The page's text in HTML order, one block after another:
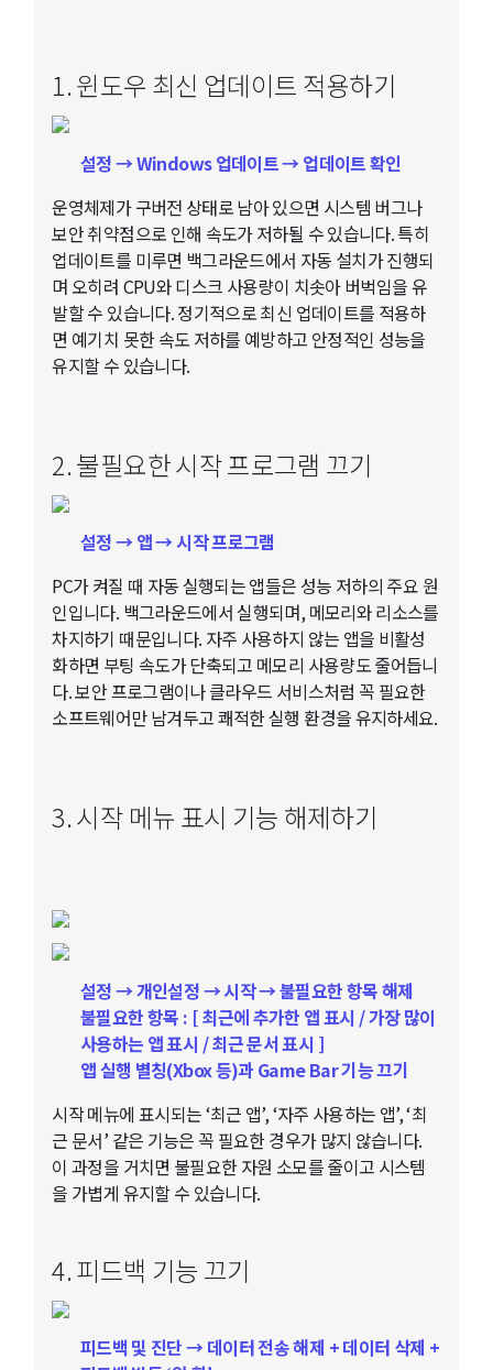
1. 윈도우 최신 업데이트 적용하기
설정 → Windows 업데이트 → 업데이트 확인
운영체제가 구버전 상태로 남아 있으면 시스템 버그나
보안 취약점으로 인해 속도가 저하될 수 있습니다. 특히
업데이트를 미루면 백그라운드에서 자동 설치가 진행되
며 오히려 CPU와 디스크 사용량이 치솟아 버벅임을 유
발할 수 있습니다. 정기적으로 최신 업데이트를 적용하
면 예기치 못한 속도 저하를 예방하고 안정적인 성능을
유지할 수 있습니다.
2. 불필요한 시작 프로그램 끄기
설정 → 앱 → 시작 프로그램
PC가 켜질 때 자동 실행되는 앱들은 성능 저하의 주요 원
인입니다. 백그라운드에서 실행되며, 메모리와 리소스를
차지하기 때문입니다. 자주 사용하지 않는 앱을 비활성
화하면 부팅 속도가 단축되고 메모리 사용량도 줄어듭니
다. 보안 프로그램이나 클라우드 서비스처럼 꼭 필요한
소프트웨어만 남겨두고 쾌적한 실행 환경을 유지하세요.
3. 시작 메뉴 표시 기능 해제하기
설정 → 개인설정 → 시작 → 불필요한 항목 해제
불필요한 항목 : [ 최근에 추가한 앱 표시 / 가장 많이
사용하는 앱 표시 / 최근 문서 표시 ]
앱 실행 별칭(Xbox 등)과 Game Bar 기능 끄기
시작 메뉴에 표시되는 ‘최근 앱’, ‘자주 사용하는 앱’, ‘최
근 문서’ 같은 기능은 꼭 필요한 경우가 많지 않습니다.
이 과정을 거치면 불필요한 자원 소모를 줄이고 시스템
을 가볍게 유지할 수 있습니다.
4. 피드백 기능 끄기
피드백 및 진단 → 데이터 전송 해제 + 데이터 삭제 +